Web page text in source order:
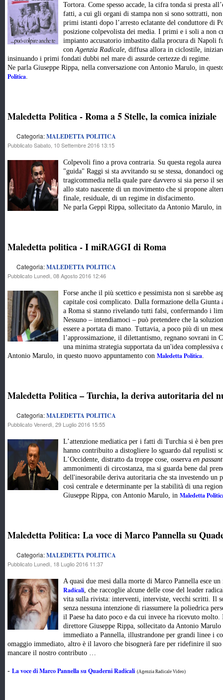
Tortora. Come spesso accade, la cifra tonda si presta
fatti, a cui gli organi di stampa non si sono sottratti,
primi istanti dopo l’arresto eclatante del conduttore di
posizione colpevolista dei media. I primi e i soli a non
impianto accusatorio imbastito dalla procura di Napoli
conAgenzia Radicale, diffusa allora in ciclostile,
insinuando i primi fondati dubbi nel mare di assurde certezze di regime.
Ne parla Giuseppe Rippa, nella conversazione con Antonio Marulo, in
Politica.
Maledetta Politica - Roma a 5 Stelle, la comica iniziale
Categoria:MALEDETTA POLITICA
Pubblicato Sabato, 10 Settembre 2016 13:15
Colpevoli fino a prova contraria. Su questa regola
"guida" Raggi si sta avvitando su se stessa, donandoci
tragicommedia nella quale pare davvero si sia perso il
allo stato nascente di un movimento che si propone
finale, residuale, di un regime in disfacimento.
Ne parla Geppi Rippa, sollecitato da Antonio Marulo,
Maledetta politica - I miRAGGI di Roma
Categoria:MALEDETTA POLITICA
Pubblicato Lunedì, 08 Agosto 2016 12:46
Forse anche il più scettico e pessimista non si sarebbe
capitale così complicato. Dalla formazione della
a Roma si stanno rivelando tutti falsi, confermando i
Nessuno – intendiamoci – può pretendere che la
essere a portata di mano. Tuttavia, a poco più di un
l’approssimazione, il dilettantismo, regnano sovrani in
una minima strategia supportata da un'idea
Antonio Marulo, in questo nuovo appuntamento con Maledetta Politica.
Maledetta Politica – Turchia, la deriva autoritaria del
Categoria:MALEDETTA POLITICA
Pubblicato Venerdì, 29 Luglio 2016 15:55
L’attenzione mediatica per i fatti di Turchia si è ben
hanno contribuito a distogliere lo sguardo dal repulisti
L’Occidente, distratto da troppe cose, osserva en passant
ammonimenti di circostanza, ma si guarda bene dal
dell'inesorabile deriva autoritaria che sta investendo un
così centrale e determinante per la stabilità di una
Giuseppe Rippa, con Antonio Marulo, in Maledetta
Maledetta Politica: La voce di Marco Pannella su
Categoria:MALEDETTA POLITICA
Pubblicato Lunedì, 18 Luglio 2016 11:37
A quasi due mesi dalla morte di Marco Pannella esce
Radicali, che raccoglie alcune delle cose del leader
vita sulla rivista: interventi, interviste, vecchi scritti. Il
senza nessuna intenzione di riassumere la poliedrica
il Paese ha dato poco e da cui invece ha ricevuto
direttore Giuseppe Rippa, sollecitato da Antonio Marulo
immediato a Pannella, illustrandone per grandi linee i
omaggio immediato, altro è il lavoro che bisognerà fare per ridefinire il
mancare il nostro contributo …
- La voce di Marco Pannella su Quaderni Radicali (Agenzia Radicale Video)